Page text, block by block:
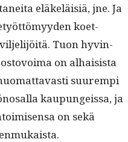
eläkeläisiä, jne. Ja
koet­
Tuon hyv­in­
on alhai­sista
suurem­pi
kaupungeis­sa, ja
on sekä